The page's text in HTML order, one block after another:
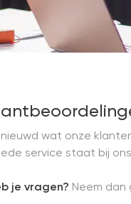
wat onze
service staat bij
je vragen? Neem